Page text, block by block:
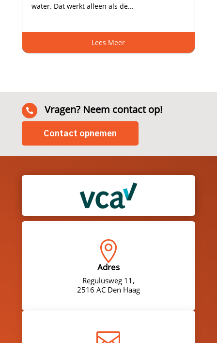
water.​ Dat werkt alleen als de...
Lees Meer
 Vragen? Neem contact op!
Contact opnemen

Adres
Regulusweg 11,
2516 AC Den Haag